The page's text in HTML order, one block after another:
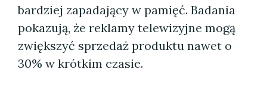
bardziej zapadający w pamięć. Badania
pokazują, że reklamy telewizyjne mogą
zwiększyć sprzedaż produktu nawet o
30% w krótkim czasie.